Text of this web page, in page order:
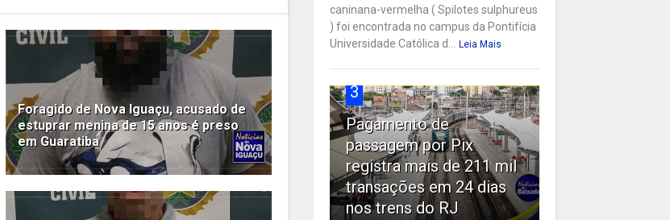
Foragido de Nova Iguaçu, acusado de
estuprar menina de 15 anos é preso
em Guaratiba
caninana-vermelha ( Spilotes sulphureus
) foi encontrada no campus da Pontifícia
Universidade Católica d...
Leia Mais
3
Pagamento de
passagem por Pix
registra mais de 211 mil
transações em 24 dias
nos trens do RJ